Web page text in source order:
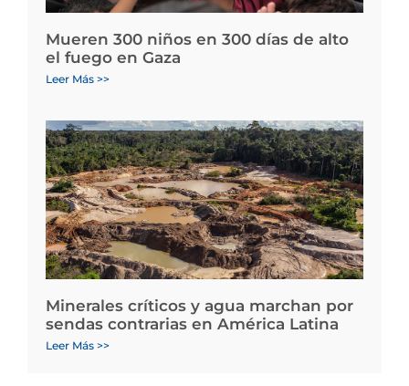
Mueren 300 niños en 300 días de alto
el fuego en Gaza
Leer Más >>
Minerales críticos y agua marchan por
sendas contrarias en América Latina
Leer Más >>